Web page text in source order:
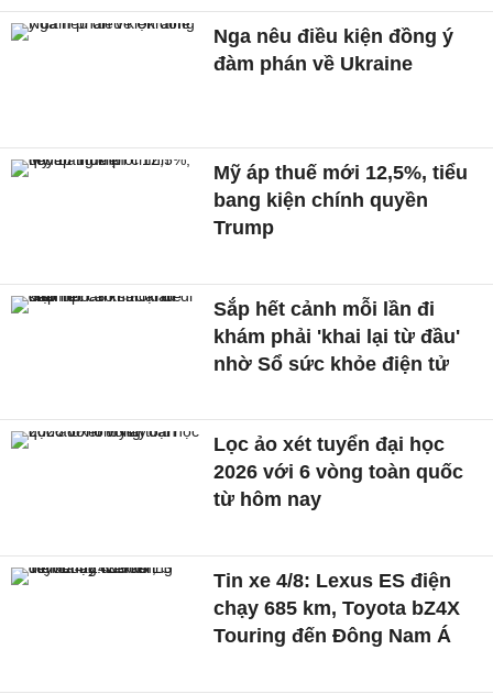
Nga nêu điều kiện đồng ý
đàm phán về Ukraine
Mỹ áp thuế mới 12,5%, tiểu
bang kiện chính quyền
Trump
Sắp hết cảnh mỗi lần đi
khám phải 'khai lại từ đầu'
nhờ Sổ sức khỏe điện tử
Lọc ảo xét tuyển đại học
2026 với 6 vòng toàn quốc
từ hôm nay
Tin xe 4/8: Lexus ES điện
chạy 685 km, Toyota bZ4X
Touring đến Đông Nam Á